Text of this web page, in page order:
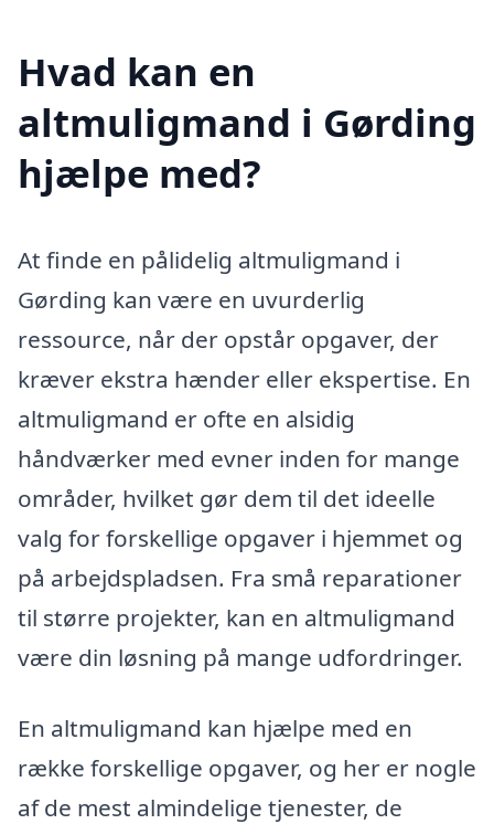
Hvad kan en
altmuligmand i Gørding
hjælpe med?
At finde en pålidelig altmuligmand i
Gørding kan være en uvurderlig
ressource, når der opstår opgaver, der
kræver ekstra hænder eller ekspertise. En
altmuligmand er ofte en alsidig
håndværker med evner inden for mange
områder, hvilket gør dem til det ideelle
valg for forskellige opgaver i hjemmet og
på arbejdspladsen. Fra små reparationer
til større projekter, kan en altmuligmand
være din løsning på mange udfordringer.
En altmuligmand kan hjælpe med en
række forskellige opgaver, og her er nogle
af de mest almindelige tjenester, de